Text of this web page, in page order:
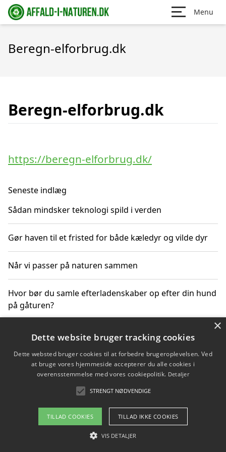
Menu
Beregn-elforbrug.dk
Beregn-elforbrug.dk
https://beregn-elforbrug.dk/
Seneste indlæg
Sådan mindsker teknologi spild i verden
Gør haven til et fristed for både kæledyr og vilde dyr
Når vi passer på naturen sammen
Hvor bør du samle efterladenskaber op efter din hund
på gåturen?
Sådan rydder du effektivt op efter et stort event
Copyright 2026 - Pilanto Aps
Om / kontakt
Blog Betingelser
×
Dette website bruger tracking cookies
Dette websted bruger cookies til at forbedre brugeroplevelsen. Ved
at bruge vores hjemmeside accepterer du alle cookies i
overensstemmelse med vores cookiepolitik. Detaljer
STRENGT NØDVENDIGE
TILLAD COOKIES TILLAD IKKE COOKIES
VIS DETALJER